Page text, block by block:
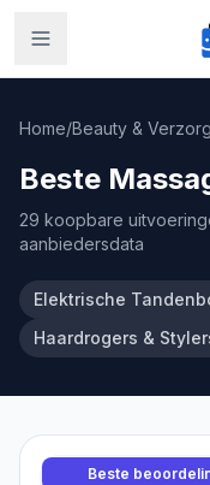
Home/Beauty &
Beste
29 koopbare
aanbiedersdata
Elektrische
Haardrogers &
Beste